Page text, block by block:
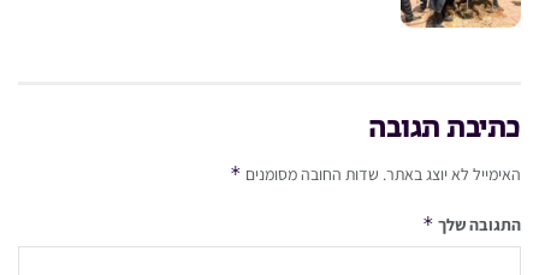
כתיבת תגובה
האימייל לא יוצג באתר. שדות החובה מסומנים *
התגובה שלך *